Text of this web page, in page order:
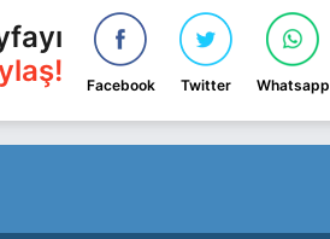
Facebook Twitter Whatsapp